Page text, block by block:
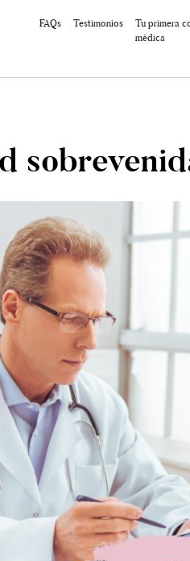
FAQs Testimonios
Tu primera
médica